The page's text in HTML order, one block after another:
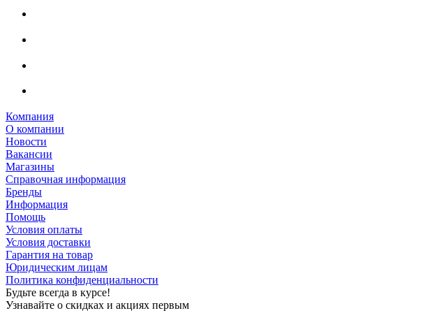
Компания
О компании
Новости
Вакансии
Магазины
Справочная информация
Бренды
Информация
Помощь
Условия оплаты
Условия доставки
Гарантия на товар
Юридическим лицам
Политика конфиденциальности
Будьте всегда в курсе!
Узнавайте о скидках и акциях первым